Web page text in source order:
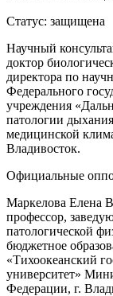
Статус: защищена
Научный
доктор
директора по
Федерального
учреждения
патологии
медицинской
Владивосток.
Официальные
Маркелова Елена
профессор,
патологической
бюджетное
«Тихоокеанский
университет»
Федерации, г.